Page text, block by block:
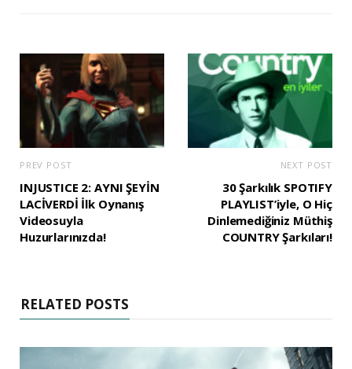
PREV POST
INJUSTICE 2: AYNI ŞEYİN
LACİVERDİ İlk Oynanış
Videosuyla
Huzurlarınızda!
NEXT POST
30 Şarkılık SPOTIFY
PLAYLIST’iyle, O Hiç
Dinlemediğiniz Müthiş
COUNTRY Şarkıları!
RELATED POSTS